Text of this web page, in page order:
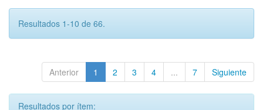
Resultados 1-10 de 66.
Anterior 1 2 3 4 ... 7 Siguiente
Resultados por ítem: